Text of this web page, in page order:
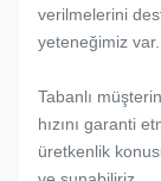
verilmelerini
yeteneğimiz var.
Tabanlı
hızını garanti
üretkenlik